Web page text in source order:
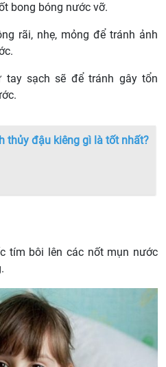
bong bóng nước vỡ.
rãi, nhẹ, mỏng để tránh ảnh
tay sạch sẽ để tránh gây tổn
thủy đậu kiêng gì là tốt nhất?
tím bôi lên các nốt mụn nước